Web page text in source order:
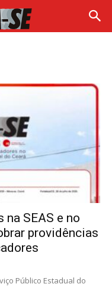
SEAS e no
providências
Público Estadual do